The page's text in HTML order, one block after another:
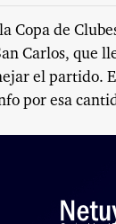
Copa de
Carlos, que
el partido.
por esa